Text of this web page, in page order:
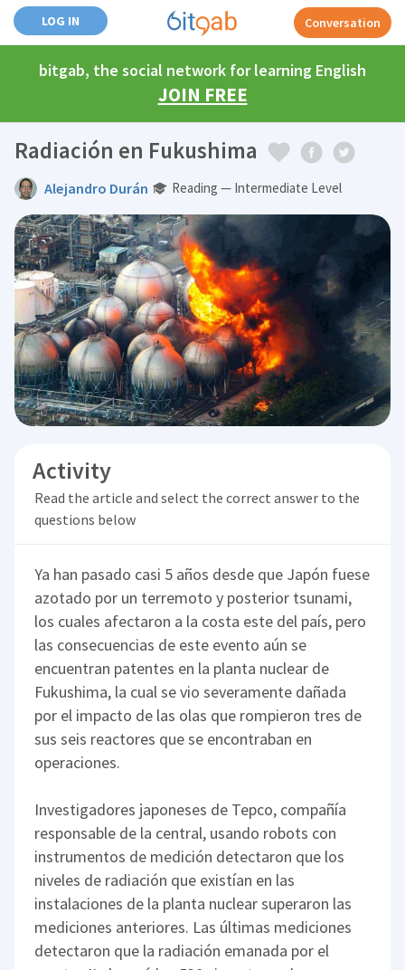
LOG IN Conversation
bitgab, the social network for learning English
JOIN FREE
Radiación en Fukushima
Alejandro Durán Reading — Intermediate Level
Activity
Read the article and select the correct answer to the
questions below
Ya han pasado casi 5 años desde que Japón fuese
azotado por un terremoto y posterior tsunami,
los cuales afectaron a la costa este del país, pero
las consecuencias de este evento aún se
encuentran patentes en la planta nuclear de
Fukushima, la cual se vio severamente dañada
por el impacto de las olas que rompieron tres de
sus seis reactores que se encontraban en
operaciones.
Investigadores japoneses de Tepco, compañía
responsable de la central, usando robots con
instrumentos de medición detectaron que los
niveles de radiación que existían en las
instalaciones de la planta nuclear superaron las
mediciones anteriores. Las últimas mediciones
detectaron que la radiación emanada por el